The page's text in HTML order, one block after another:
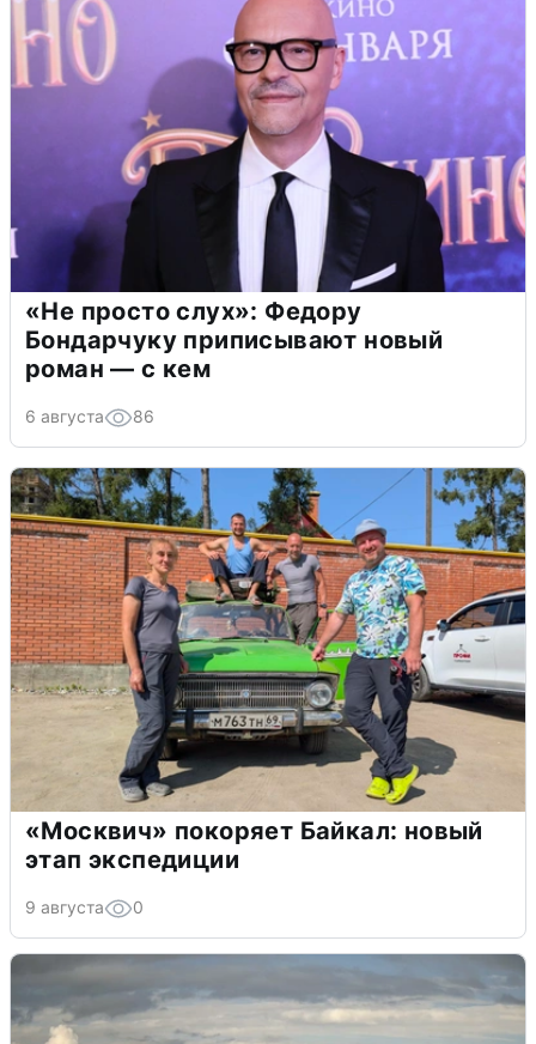
«Не просто слух»: Федору
Бондарчуку приписывают новый
роман — с кем
6 августа 86
«Москвич» покоряет Байкал: новый
этап экспедиции
9 августа 0